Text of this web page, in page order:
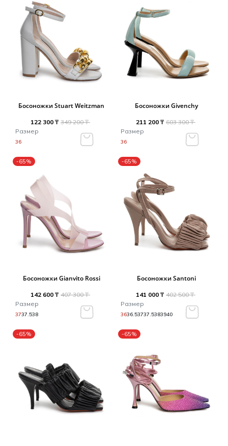
Босоножки Stuart Weitzman
122 300 ₸ 349 200 ₸
Размер
36
Босоножки Givenchy
211 200 ₸ 603 300 ₸
Размер
36
-65%
Босоножки Gianvito Rossi
142 600 ₸ 407 300 ₸
Размер
3737.538
-65%
Босоножки Santoni
141 000 ₸ 402 500 ₸
Размер
3636.53737.5383940
-65% -65%